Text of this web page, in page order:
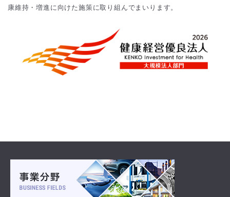
康維持・増進に向けた施策に取り組んでまいります。